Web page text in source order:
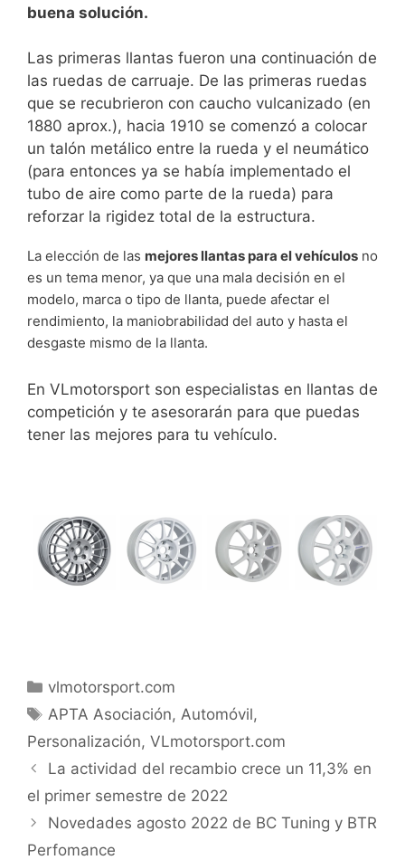
buena solución.
Las primeras llantas fueron una continuación de
las ruedas de carruaje. De las primeras ruedas
que se recubrieron con caucho vulcanizado (en
1880 aprox.), hacia 1910 se comenzó a colocar
un talón metálico entre la rueda y el neumático
(para entonces ya se había implementado el
tubo de aire como parte de la rueda) para
reforzar la rigidez total de la estructura.
La elección de las mejores llantas para el vehículos no
es un tema menor, ya que una mala decisión en el
modelo, marca o tipo de llanta, puede afectar el
rendimiento, la maniobrabilidad del auto y hasta el
desgaste mismo de la llanta.
En VLmotorsport son especialistas en llantas de
competición y te asesorarán para que puedas
tener las mejores para tu vehículo.
vlmotorsport.com
APTA Asociación, Automóvil,
Personalización, VLmotorsport.com
La actividad del recambio crece un 11,3% en
el primer semestre de 2022
Novedades agosto 2022 de BC Tuning y BTR
Perfomance